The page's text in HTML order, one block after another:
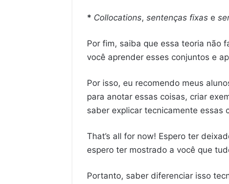
* Collocations, sentenças fixas e
Por fim, saiba que essa teoria não
você aprender esses conjuntos e
Por isso, eu recomendo meus
para anotar essas coisas, criar
saber explicar tecnicamente essas
That’s all for now! Espero ter
espero ter mostrado a você que
Portanto, saber diferenciar isso